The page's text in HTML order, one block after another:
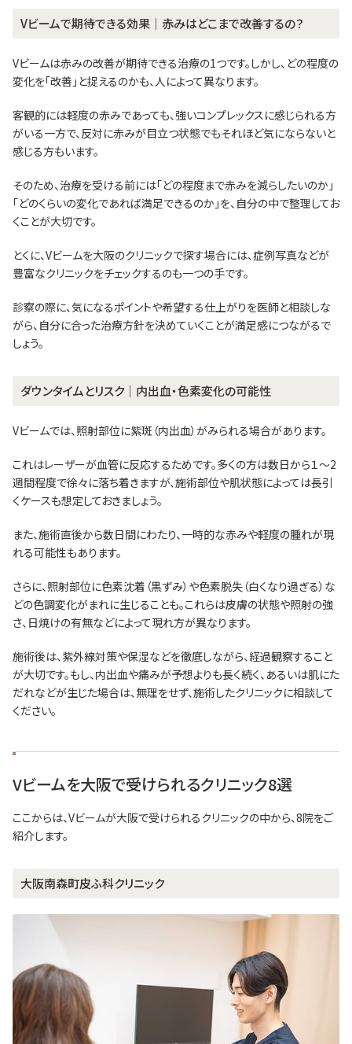
Vビームで期待できる効果｜赤みはどこまで改善するの？
Vビームは赤みの改善が期待できる治療の1つです。しかし、どの程度の
変化を「改善」と捉えるのかも、人によって異なります。
客観的には軽度の赤みであっても、強いコンプレックスに感じられる方
がいる一方で、反対に赤みが目立つ状態でもそれほど気にならないと
感じる方もいます。
そのため、治療を受ける前には「どの程度まで赤みを減らしたいのか」
「どのくらいの変化であれば満足できるのか」を、自分の中で整理してお
くことが大切です。
とくに、Vビームを大阪のクリニックで探す場合には、症例写真などが
豊富なクリニックをチェックするのも一つの手です。
診察の際に、気になるポイントや希望する仕上がりを医師と相談しな
がら、自分に合った治療方針を決めていくことが満足感につながるで
しょう。
ダウンタイムとリスク｜内出血・色素変化の可能性
Vビームでは、照射部位に紫斑（内出血）がみられる場合があります。
これはレーザーが血管に反応するためです。多くの方は数日から１～2
週間程度で徐々に落ち着きますが、施術部位や肌状態によっては長引
くケースも想定しておきましょう。
また、施術直後から数日間にわたり、一時的な赤みや軽度の腫れが現
れる可能性もあります。
さらに、照射部位に色素沈着（黒ずみ）や色素脱失（白くなり過ぎる）な
どの色調変化がまれに生じることも。これらは皮膚の状態や照射の強
さ、日焼けの有無などによって現れ方が異なります。
施術後は、紫外線対策や保湿などを徹底しながら、経過観察すること
が大切です。もし、内出血や痛みが予想よりも長く続く、あるいは肌にた
だれなどが生じた場合は、無理をせず、施術したクリニックに相談して
ください。
Vビームを大阪で受けられるクリニック8選
ここからは、Vビームが大阪で受けられるクリニックの中から、8院をご
紹介します。
大阪南森町皮ふ科クリニック